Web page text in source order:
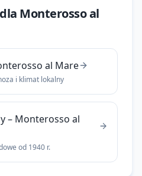
Monterosso al
al Mare
i klimat lokalny
– Monterosso al
od 1940 r.